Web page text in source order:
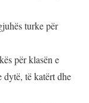
turke për
për klasën e
dytë, të katërt dhe